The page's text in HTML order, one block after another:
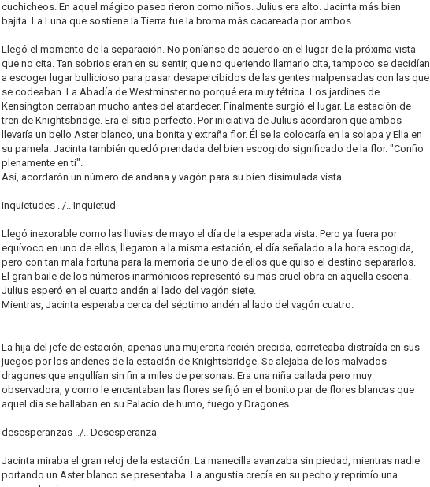
cuchicheos. En aquel mágico paseo rieron como niños. Julius era alto. Jacinta más bien
bajita. La Luna que sostiene la Tierra fue la broma más cacareada por ambos.
Llegó el momento de la separación. No poníanse de acuerdo en el lugar de la próxima vista
que no cita. Tan sobrios eran en su sentir, que no queriendo llamarlo cita, tampoco se decidían
a escoger lugar bullicioso para pasar desapercibidos de las gentes malpensadas con las que
se codeaban. La Abadía de Westminster no porqué era muy tétrica. Los jardines de
Kensington cerraban mucho antes del atardecer. Finalmente surgió el lugar. La estación de
tren de Knightsbridge. Era el sitio perfecto. Por iniciativa de Julius acordaron que ambos
llevaría un bello Aster blanco, una bonita y extraña flor. Él se la colocaría en la solapa y Ella en
su pamela. Jacinta también quedó prendada del bien escogido significado de la flor. "Confio
plenamente en ti".
Así, acordarón un número de andana y vagón para su bien disimulada vista.
inquietudes ../.. Inquietud
Llegó inexorable como las lluvias de mayo el día de la esperada vista. Pero ya fuera por
equívoco en uno de ellos, llegaron a la misma estación, el día señalado a la hora escogida,
pero con tan mala fortuna para la memoria de uno de ellos que quiso el destino separarlos.
El gran baile de los números inarmónicos representó su más cruel obra en aquella escena.
Julius esperó en el cuarto andén al lado del vagón siete.
Mientras, Jacinta esperaba cerca del séptimo andén al lado del vagón cuatro.
La hija del jefe de estación, apenas una mujercita recién crecida, correteaba distraída en sus
juegos por los andenes de la estación de Knightsbridge. Se alejaba de los malvados
dragones que engullían sin fin a miles de personas. Era una niña callada pero muy
observadora, y como le encantaban las flores se fijó en el bonito par de flores blancas que
aquel día se hallaban en su Palacio de humo, fuego y Dragones.
desesperanzas ../.. Desesperanza
Jacinta miraba el gran reloj de la estación. La manecilla avanzaba sin piedad, mientras nadie
portando un Aster blanco se presentaba. La angustia crecía en su pecho y reprimío una